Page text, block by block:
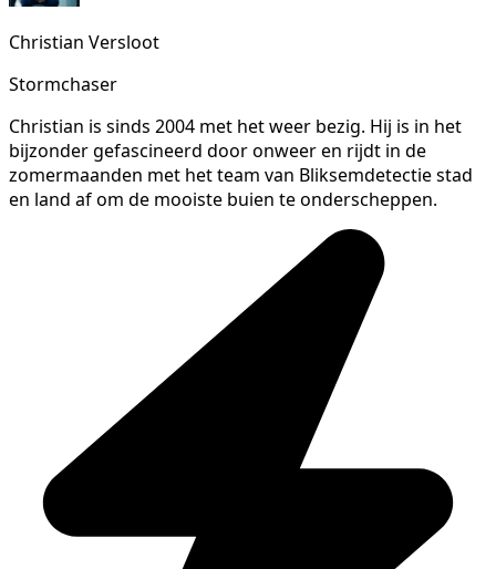
Christian Versloot
Stormchaser
Christian is sinds 2004 met het weer bezig. Hij is in het
bijzonder gefascineerd door onweer en rijdt in de
zomermaanden met het team van Bliksemdetectie stad
en land af om de mooiste buien te onderscheppen.